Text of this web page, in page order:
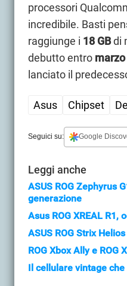
processori
incredibile. Basti
raggiunge i 18 GBdi
debutto entro
lanciato il
Asus Chipset
Seguici su: Google
Leggi anche
ASUS ROG Zephyrus
generazione
Asus ROG XREAL
ASUS ROG Strix
ROG Xbox Ally e
Il cellulare vintage